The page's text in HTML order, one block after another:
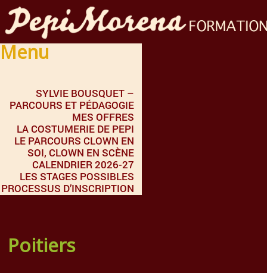
Menu
SYLVIE BOUSQUET –
PARCOURS ET PÉDAGOGIE
MES OFFRES
LA COSTUMERIE DE PEPI
LE PARCOURS CLOWN EN
SOI, CLOWN EN SCÈNE
CALENDRIER 2026-27
LES STAGES POSSIBLES
PROCESSUS D’INSCRIPTION
Poitiers